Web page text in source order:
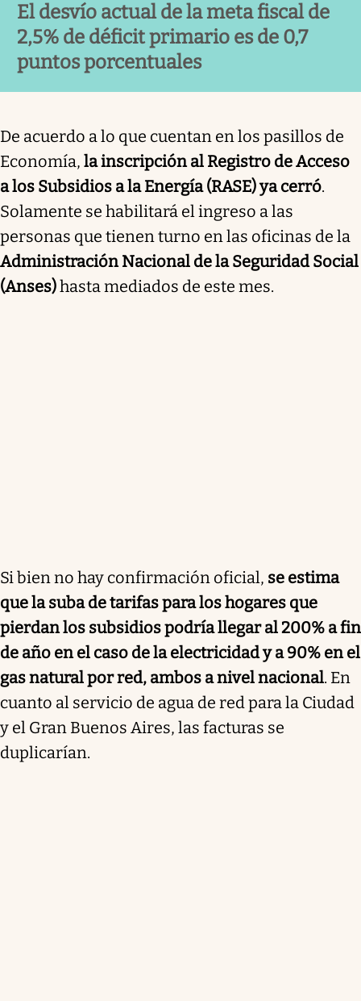
El desvío actual de la meta fiscal de
2,5% de déficit primario es de 0,7
puntos porcentuales
De acuerdo a lo que cuentan en los pasillos de
Economía, la inscripción al Registro de Acceso
a los Subsidios a la Energía (RASE) ya cerró.
Solamente se habilitará el ingreso a las
personas que tienen turno en las oficinas de la
Administración Nacional de la Seguridad Social
(Anses)hasta mediados de este mes.
Si bien no hay confirmación oficial, se estima
que la suba de tarifas para los hogares que
pierdan los subsidios podría llegar al 200% a fin
de año en el caso de la electricidad y a 90% en el
gas natural por red, ambos a nivel nacional. En
cuanto al servicio de agua de red para la Ciudad
y el Gran Buenos Aires, las facturas se
duplicarían.